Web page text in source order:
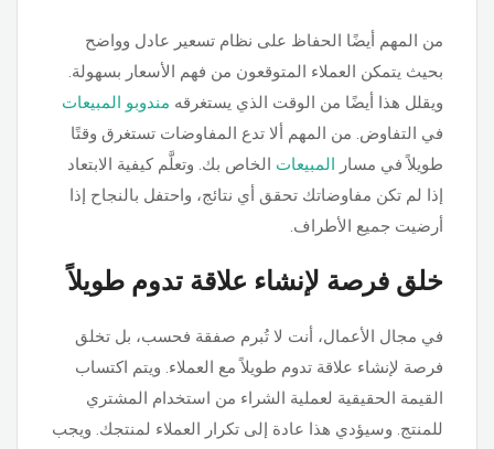
من المهم أيضًا الحفاظ على نظام تسعير عادل وواضح
بحيث يتمكن العملاء المتوقعون من فهم الأسعار بسهولة.
ويقلل هذا أيضًا من الوقت الذي يستغرقه مندوبو المبيعات
في التفاوض. من المهم ألا تدع المفاوضات تستغرق وقتًا
طويلاً في مسار المبيعات الخاص بك. وتعلَّم كيفية الابتعاد
إذا لم تكن مفاوضاتك تحقق أي نتائج، واحتفل بالنجاح إذا
أرضيت جميع الأطراف.
خلق فرصة لإنشاء علاقة تدوم طويلاً
في مجال الأعمال، أنت لا تُبرم صفقة فحسب، بل تخلق
فرصة لإنشاء علاقة تدوم طويلاً مع العملاء. ويتم اكتساب
القيمة الحقيقية لعملية الشراء من استخدام المشتري
للمنتج. وسيؤدي هذا عادة إلى تكرار العملاء لمنتجك. ويجب